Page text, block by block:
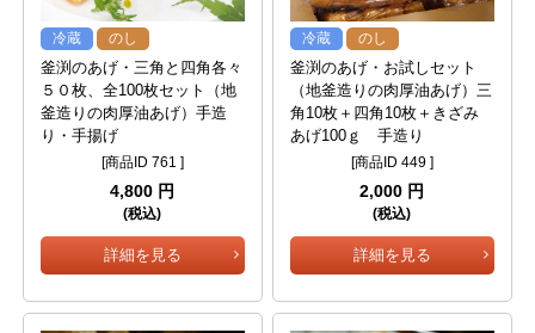
冷蔵 のし
釜渕のあげ・三角と四角各々
５０枚、全100枚セット（地
釜造りの肉厚油あげ）手造
り・手揚げ
[商品ID 761 ]
4,800 円
(税込)
詳細を見る
冷蔵 のし
釜渕のあげ・お試しセット
（地釜造りの肉厚油あげ）三
角10枚＋四角10枚＋きざみ
あげ100ｇ 手造り
[商品ID 449 ]
2,000 円
(税込)
詳細を見る